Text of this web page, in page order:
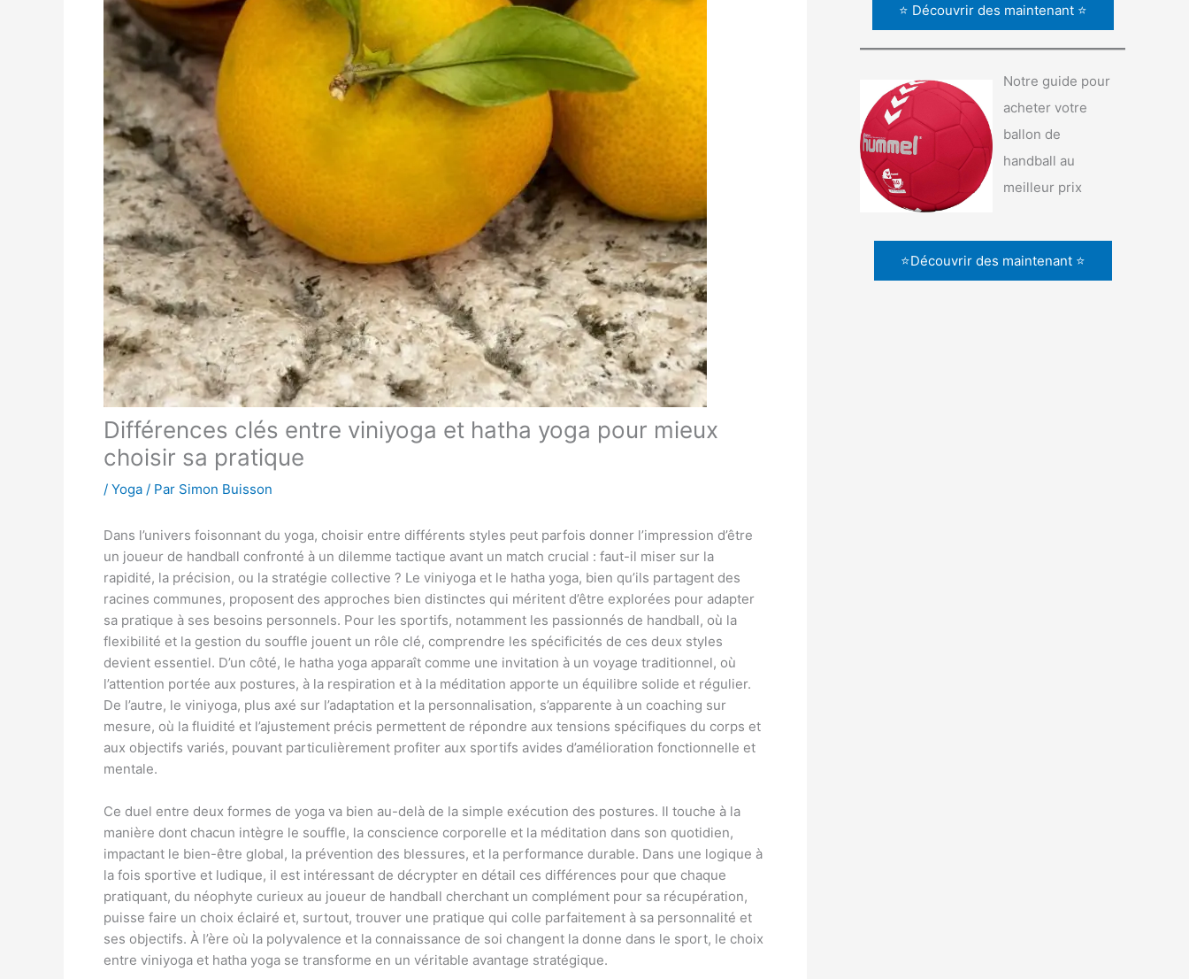
Différences clés entre viniyoga et hatha yoga pour mieux
choisir sa pratique
/ Yoga / Par Simon Buisson
Dans l’univers foisonnant du yoga, choisir entre différents styles peut parfois donner l’impression d’être
un joueur de handball confronté à un dilemme tactique avant un match crucial : faut-il miser sur la
rapidité, la précision, ou la stratégie collective ? Le viniyoga et le hatha yoga, bien qu’ils partagent des
racines communes, proposent des approches bien distinctes qui méritent d’être explorées pour adapter
sa pratique à ses besoins personnels. Pour les sportifs, notamment les passionnés de handball, où la
flexibilité et la gestion du souffle jouent un rôle clé, comprendre les spécificités de ces deux styles
devient essentiel. D’un côté, le hatha yoga apparaît comme une invitation à un voyage traditionnel, où
l’attention portée aux postures, à la respiration et à la méditation apporte un équilibre solide et régulier.
De l’autre, le viniyoga, plus axé sur l’adaptation et la personnalisation, s’apparente à un coaching sur
mesure, où la fluidité et l’ajustement précis permettent de répondre aux tensions spécifiques du corps et
aux objectifs variés, pouvant particulièrement profiter aux sportifs avides d’amélioration fonctionnelle et
mentale.
Ce duel entre deux formes de yoga va bien au-delà de la simple exécution des postures. Il touche à la
manière dont chacun intègre le souffle, la conscience corporelle et la méditation dans son quotidien,
impactant le bien-être global, la prévention des blessures, et la performance durable. Dans une logique à
la fois sportive et ludique, il est intéressant de décrypter en détail ces différences pour que chaque
pratiquant, du néophyte curieux au joueur de handball cherchant un complément pour sa récupération,
puisse faire un choix éclairé et, surtout, trouver une pratique qui colle parfaitement à sa personnalité et
ses objectifs. À l’ère où la polyvalence et la connaissance de soi changent la donne dans le sport, le choix
entre viniyoga et hatha yoga se transforme en un véritable avantage stratégique.
⭐ Découvrir des maintenant ⭐
Notre guide pour
acheter votre
ballon de
handball au
meilleur prix
⭐Découvrir des maintenant ⭐